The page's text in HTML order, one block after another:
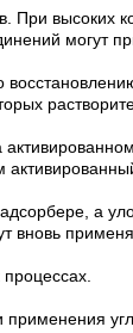
При высоких
могут
адсорбере, а
вновь
процессах.
применения